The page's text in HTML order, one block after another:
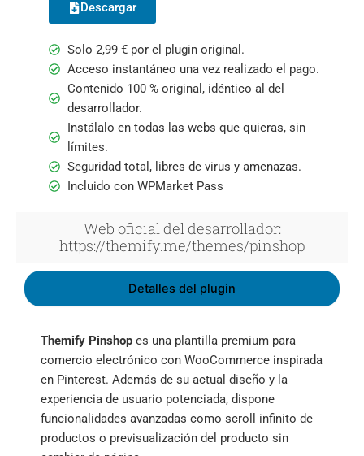
Descargar
Solo 2,99 €por el plugin original.
Acceso instantáneo una vez realizado el pago.
Contenido 100 % original, idéntico al del
desarrollador.
Instálalo en todas las webs que quieras, sin
límites.
Seguridad total, libres de virus y amenazas.
Incluido con WPMarket Pass
Web oficial del desarrollador:
https://themify.me/themes/pinshop
Detalles del plugin
Themify Pinshop es una plantilla premium para
comercio electrónico con WooCommerce inspirada
en Pinterest. Además de su actual diseño y la
experiencia de usuario potenciada, dispone
funcionalidades avanzadas como scroll infinito de
productos o previsualización del producto sin